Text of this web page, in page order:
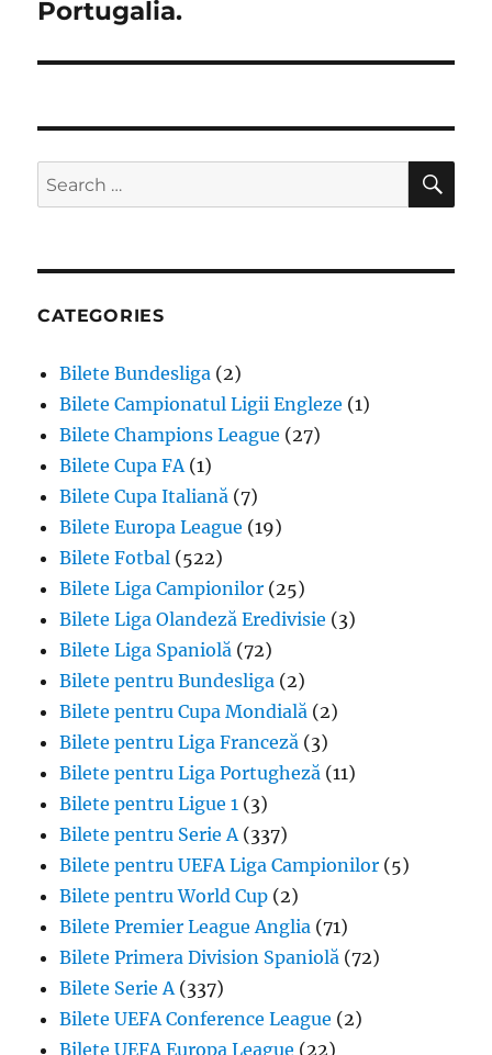
Portugalia.
Search
for:
CATEGORIES
Bilete Bundesliga (2)
Bilete Campionatul Ligii Engleze (1)
Bilete Champions League (27)
Bilete Cupa FA(1)
Bilete Cupa Italiană (7)
Bilete Europa League (19)
Bilete Fotbal (522)
Bilete Liga Campionilor (25)
Bilete Liga Olandeză Eredivisie (3)
Bilete Liga Spaniolă (72)
Bilete pentru Bundesliga (2)
Bilete pentru Cupa Mondială (2)
Bilete pentru Liga Franceză (3)
Bilete pentru Liga Portugheză (11)
Bilete pentru Ligue 1 (3)
Bilete pentru Serie A(337)
Bilete pentru UEFA Liga Campionilor (5)
Bilete pentru World Cup (2)
Bilete Premier League Anglia (71)
Bilete Primera Division Spaniolă (72)
Bilete Serie A(337)
Bilete UEFA Conference League (2)
Bilete UEFA Europa League (22)